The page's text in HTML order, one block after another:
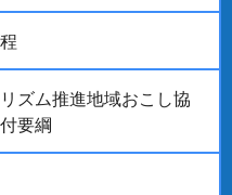
ズム推進地域おこし協
要綱